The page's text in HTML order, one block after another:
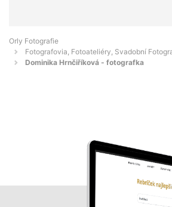
Orly Fotografie
Fotografovia, Fotoateliéry, Svadobní
Dominika Hrnčiříková - fotografka